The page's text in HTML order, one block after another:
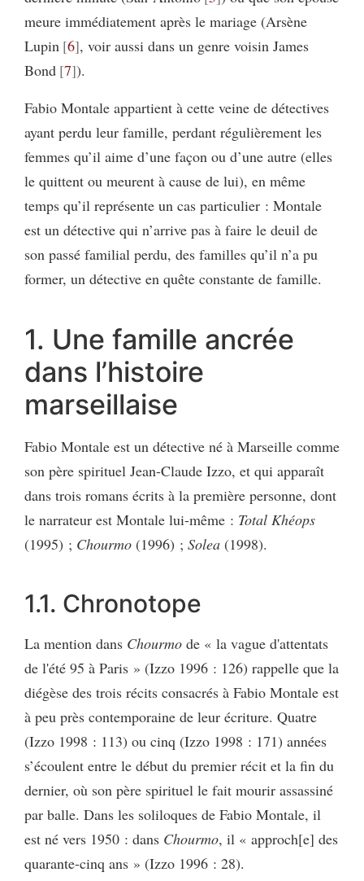
meure immédiatement après le mariage (Arsène
Lupin 6 , voir aussi dans un genre voisin James
Bond 7 ).
Fabio Montale appartient à cette veine de détectives
ayant perdu leur famille, perdant régulièrement les
femmes qu’il aime d’une façon ou d’une autre (elles
le quittent ou meurent à cause de lui), en même
temps qu’il représente un cas particulier : Montale
est un détective qui n’arrive pas à faire le deuil de
son passé familial perdu, des familles qu’il n’a pu
former, un détective en quête constante de famille.
1. Une famille ancrée
dans l’histoire
marseillaise
Fabio Montale est un détective né à Marseille comme
son père spirituel Jean-Claude Izzo, et qui apparaît
dans trois romans écrits à la première personne, dont
le narrateur est Montale lui-même : Total Khéops
(1995) ; Chourmo (1996) ; Solea (1998).
1.1. Chronotope
La mention dans Chourmo de « la vague d'attentats
de l'été 95 à Paris » (Izzo 1996 : 126) rappelle que la
diégèse des trois récits consacrés à Fabio Montale est
à peu près contemporaine de leur écriture. Quatre
(Izzo 1998 : 113) ou cinq (Izzo 1998 : 171) années
s’écoulent entre le début du premier récit et la fin du
dernier, où son père spirituel le fait mourir assassiné
par balle. Dans les soliloques de Fabio Montale, il
est né vers 1950 : dans Chourmo, il « approch[e] des
quarante-cinq ans » (Izzo 1996 : 28).